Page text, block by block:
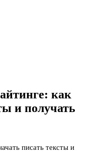
как
и получать
писать тексты и